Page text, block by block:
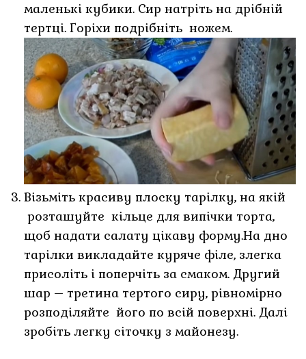
маленькі кубики. Сир натріть на дрібній
тертці. Горіхи подрібніть ножем.
Візьміть красиву плоску тарілку, на якій
розташуйте кільце для випічки торта,
щоб надати салату цікаву форму.На дно
тарілки викладайте куряче філе, злегка
присоліть і поперчіть за смаком. Другий
шар – третина тертого сиру, рівномірно
розподіляйте його по всій поверхні. Далі
зробіть легку сіточку з майонезу.